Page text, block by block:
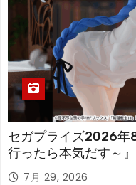
セガプライズ2026年
行ったら本気だす～
アが登場！
7月 29, 2026